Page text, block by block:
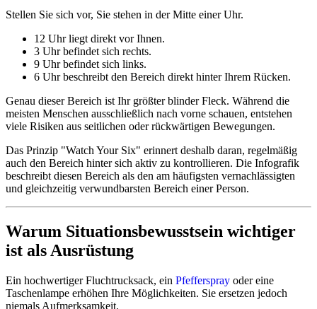
Stellen Sie sich vor, Sie stehen in der Mitte einer Uhr.
12 Uhr liegt direkt vor Ihnen.
3 Uhr befindet sich rechts.
9 Uhr befindet sich links.
6 Uhr beschreibt den Bereich direkt hinter Ihrem Rücken.
Genau dieser Bereich ist Ihr größter blinder Fleck. Während die
meisten Menschen ausschließlich nach vorne schauen, entstehen
viele Risiken aus seitlichen oder rückwärtigen Bewegungen.
Das Prinzip "Watch Your Six" erinnert deshalb daran, regelmäßig
auch den Bereich hinter sich aktiv zu kontrollieren. Die Infografik
beschreibt diesen Bereich als den am häufigsten vernachlässigten
und gleichzeitig verwundbarsten Bereich einer Person.
Warum Situationsbewusstsein wichtiger
ist als Ausrüstung
Ein hochwertiger Fluchtrucksack, ein Pfefferspray oder eine
Taschenlampe erhöhen Ihre Möglichkeiten. Sie ersetzen jedoch
niemals Aufmerksamkeit.